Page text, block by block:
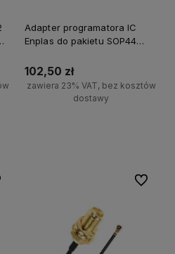
Adapter programatora IC
Enplas do pakietu SOP44
102,50 zł
zawiera 23% VAT, bez kosztów
dostawy
Do